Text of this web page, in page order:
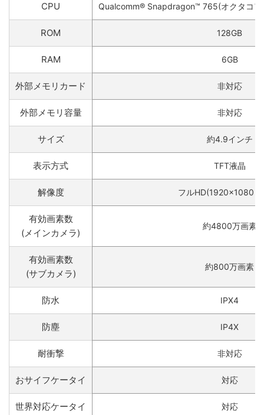
CPU Qualcomm® Snapdragon™ 765(オクタコ
ROM 128GB
RAM 6GB
外部メモリカード 非対応
外部メモリ容量 非対応
サイズ 約4.9インチ
表示方式 TFT液晶
解像度 フルHD(1920×1080ド
有効画素数
(メインカメラ)
約4800万画素
有効画素数
(サブカメラ)
約800万画素
防水 IPX4
防塵 IP4X
耐衝撃 非対応
おサイフケータイ 対応
世界対応ケータイ 対応